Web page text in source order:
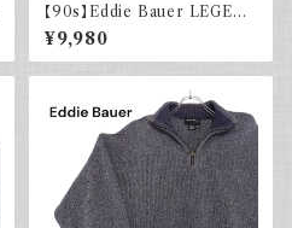
【90s】Eddie Bauer LEGEN
D エディーバウアー レジェンド
総柄ニット カーディガン ウール
レトロ 90年代
¥9,980